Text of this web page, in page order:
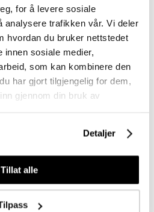
for å levere sosiale
analysere trafikken vår. Vi deler
hvordan du bruker nettstedet
innen sosiale medier,
som kan kombinere den
har gjort tilgjengelig for dem,
gjennom din bruk av
Detaljer
Tillat alle